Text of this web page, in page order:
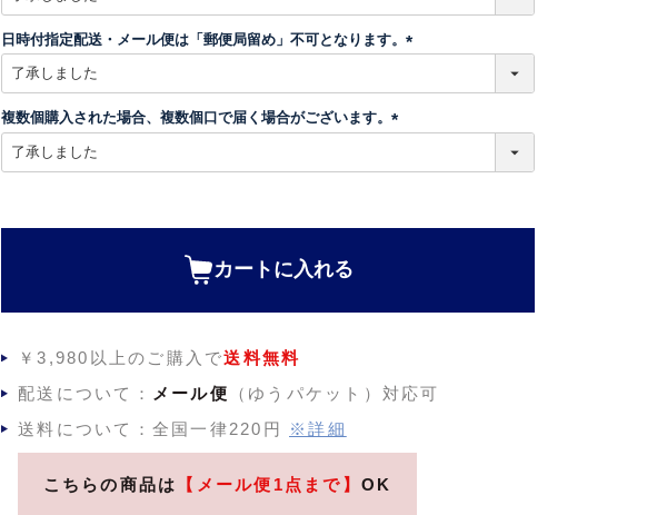
)
日時付指定配送・メール便は「郵便局留め」不可となります。
)
複数個購入された場合、複数個口で届く場合がございます。
カートに入れる
￥3,980以上のご購入で送料無料
配送について：
メール便
（ゆうパケット）対応可
送料について：全国一律220円
※詳細
こちらの商品は 【メール便1点まで】 OK